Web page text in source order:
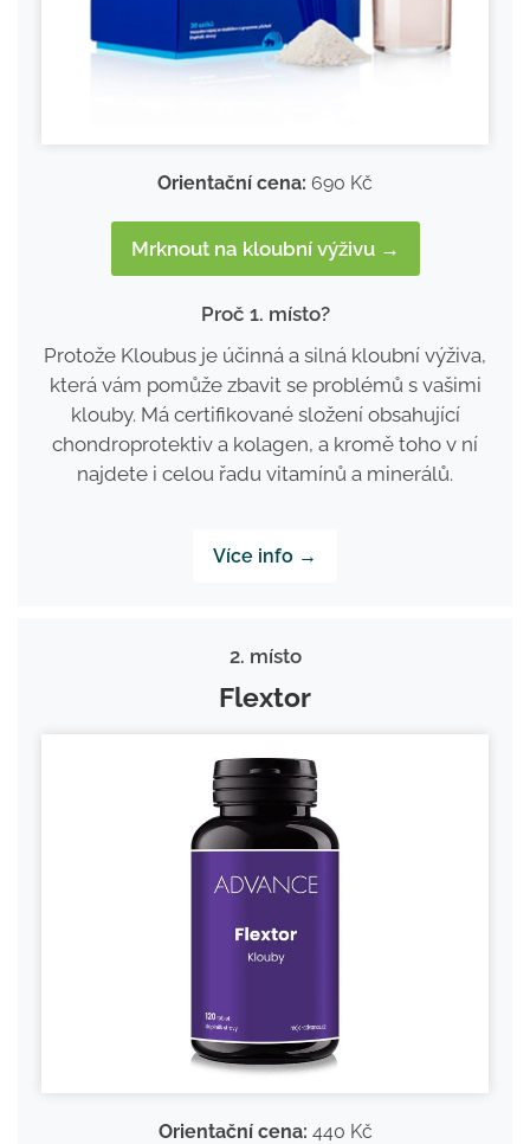
Orientační cena: 690 Kč
Mrknout na kloubní výživu →
Proč 1. místo?
Protože Kloubus je účinná a silná kloubní výživa,
která vám pomůže zbavit se problémů s vašimi
klouby. Má certifikované složení obsahující
chondroprotektiv a kolagen, a kromě toho v ní
najdete i celou řadu vitamínů a minerálů.
Více info →
2. místo
Flextor
Orientační cena: 440 Kč